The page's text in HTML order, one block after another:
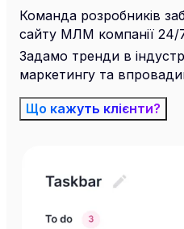
Команда розробників
сайту МЛМ компанії 24/
Задамо тренди в
маркетингу та
Що кажуть клієнти?